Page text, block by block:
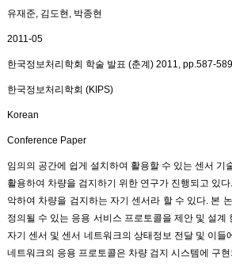
유재준, 김도현 , 박종현
2011-05
한국정보처리학회 학술 발표 (춘계) 2011, pp.587-589
한국정보처리학회 (KIPS)
Korean
Conference Paper
임의의 공간에 쉽게 설치하여 활용할 수 있는 센서
활용하여 차량을 검지하기 위한 연구가 진행되고 있
악하여 차량을 검지하는 자기 센서라 할 수 있다. 본
정의될 수 있는 응용 서비스 프로토콜을 제안 및 설
자기 센서 및 센서 네트워크의 상태정보 전달 및 이
네트워크의 응용 프로토콜은 차량 검지 시스템에 구